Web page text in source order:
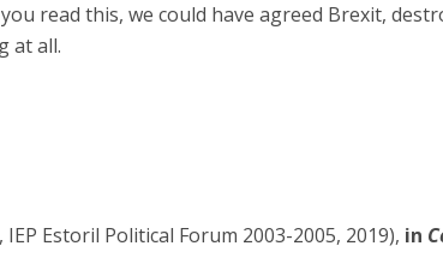
read this, we could have agreed Brexit,
at all.
Estoril Political Forum 2003-2005, 2019), in